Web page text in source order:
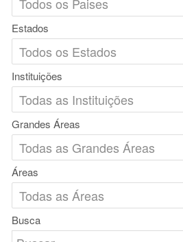
Estados
Instituições
Grandes Áreas
Áreas
Busca